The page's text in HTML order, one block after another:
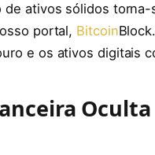
de ativos sólidos
portal, Bitcoin
e os ativos digitais